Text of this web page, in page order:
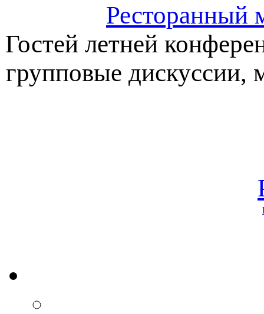
Ресторанный
Гостей летней
групповые дискуссии,